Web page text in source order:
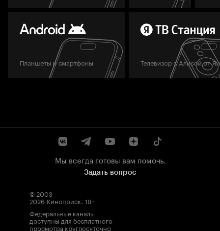
Планшеты и смартфоны Телевизор с Алисой от
Мы всегда готовы вам помочь.
Задать вопрос
© 2003–
2026 Кинопоиск. 18+
Федеральные каналы
доступны для бесплатного
просмотра круглосуточно